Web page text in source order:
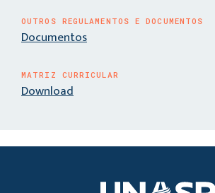
OUTROS REGULAMENTOS E DOCUMENTOS
Documentos
MATRIZ CURRICULAR
Download